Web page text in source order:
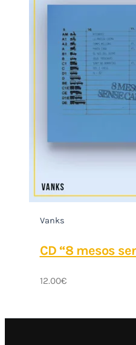
Vanks
CD “8 mesos
12.00€